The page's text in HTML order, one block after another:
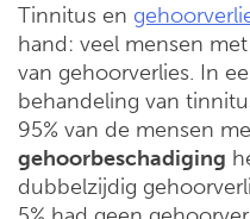
Tinnitus en
hand: veel mensen
van gehoorverlies. In
behandeling van
95% van de mensen
gehoorbeschadiging
dubbelzijdig